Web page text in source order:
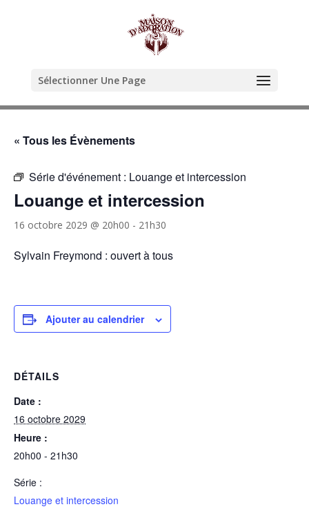
Sélectionner Une Page
« Tous les Évènements
Série d'événement : Louange et intercession
Louange et intercession
16 octobre 2029 @ 20h00 - 21h30
Sylvain Freymond : ouvert à tous
Ajouter au calendrier
DÉTAILS
Date :
16 octobre 2029
Heure :
20h00 - 21h30
Série :
Louange et intercession